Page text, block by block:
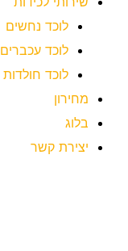
לוכד נחשים
לוכד עכברים
לוכד חולדות
מחירון
בלוג
יצירת קשר